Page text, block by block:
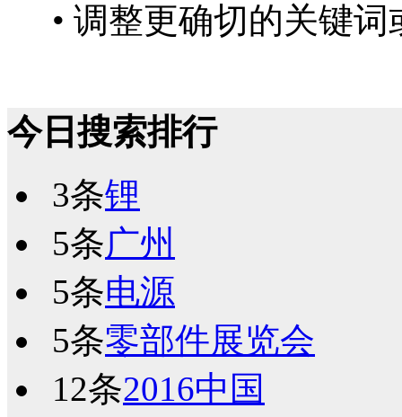
• 调整更确切的关键
今日搜索排行
3条锂
5条广州
5条电源
5条零部件展览会
12条2016中国